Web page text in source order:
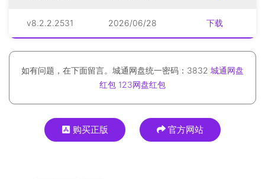
v8.2.2.2531 2026/06/28 下载
如有问题，在下面留言。城通网盘统一密码：3832 城通网盘
红包 123网盘红包
购买正版 官方网站